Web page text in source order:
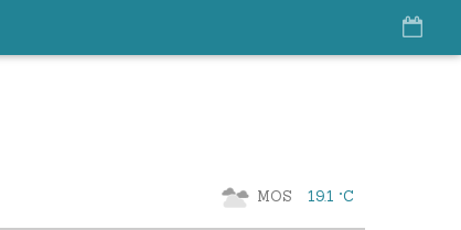
MOS 19.1 °C